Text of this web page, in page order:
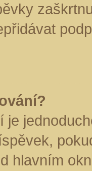
je
hlavním